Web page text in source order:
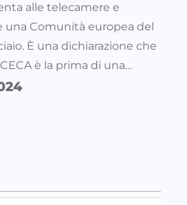
alle telecamere e
una Comunità europea del
È una dichiarazione che
è la prima di una…